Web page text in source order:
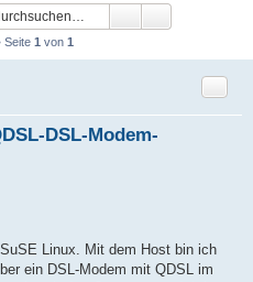
Seite 1 von 1
DSL-Modem-
Zitat
Linux. Mit dem Host bin ich
ein DSL-Modem mit QDSL im